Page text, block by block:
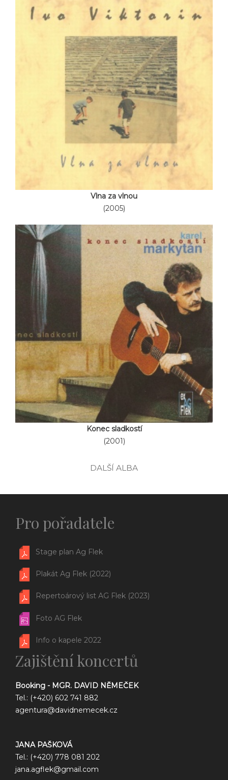
Vlna za vlnou
(2005)
Konec sladkostí
(2001)
DALŠÍ ALBA
Pro pořadatele
Stage plan Ag Flek
Plakát Ag Flek (2022)
Repertoárový list AG Flek (2023)
Foto AG Flek
Info o kapele 2022
Zajištění koncertů
Booking - MGR. DAVID NĚMEČEK
Tel.: (+420) 602 741 882
agentura@davidnemecek.cz
JANA PAŠKOVÁ
Tel.: (+420) 778 081 202
jana.agflek@gmail.com